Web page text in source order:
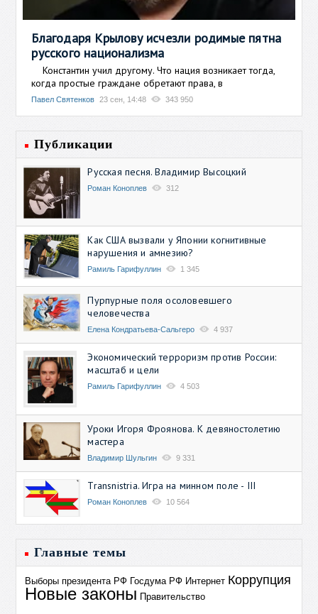
Благодаря Крылову исчезли родимые пятна
русского национализма
Константин учил другому. Что нация возникает тогда,
когда простые граждане обретают права, в
Павел Святенков 23 сен, 14:48 343 950
Публикации
Русская песня. Владимир Высоцкий
Роман Коноплев 312
Как США вызвали у Японии когнитивные
нарушения и амнезию?
Рамиль Гарифуллин 1 345
Пурпурные поля осоловевшего
человечества
Елена Кондратьева-Сальгеро 4 937
Экономический терроризм против России:
масштаб и цели
Рамиль Гарифуллин 4 503
Уроки Игоря Фроянова. К девяностолетию
мастера
Владимир Шульгин 9 331
Transnistria. Игра на минном поле - III
Роман Коноплев 10 564
Главные темы
Выборы президента РФ Госдума РФ Интернет Коррупция
Новые законы Правительство